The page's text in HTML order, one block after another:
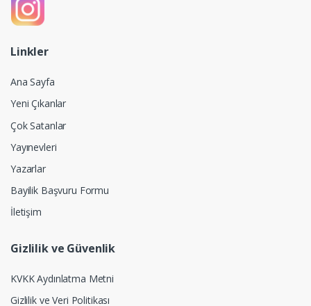
Linkler
Ana Sayfa
Yeni Çıkanlar
Çok Satanlar
Yayınevleri
Yazarlar
Bayilik Başvuru Formu
İletişim
Gizlilik ve Güvenlik
KVKK Aydınlatma Metni
Gizlilik ve Veri Politikası